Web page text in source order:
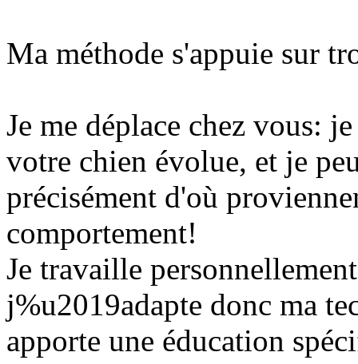
Ma méthode s'appuie sur
Je me déplace chez vous:
votre chien évolue, et je
précisément d'où
comportement!
Je travaille
j%u2019adapte donc ma
apporte une éducation